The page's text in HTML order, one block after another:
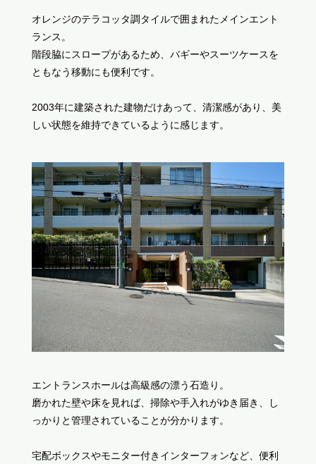
オレンジのテラコッタ調タイルで囲まれたメインエント
ランス。
階段脇にスロープがあるため、バギーやスーツケースを
ともなう移動にも便利です。
2003年に建築された建物だけあって、清潔感があり、美
しい状態を維持できているように感じます。
エントランスホールは高級感の漂う石造り。
磨かれた壁や床を見れば、掃除や手入れがゆき届き、し
っかりと管理されていることが分かります。
宅配ボックスやモニター付きインターフォンなど、便利